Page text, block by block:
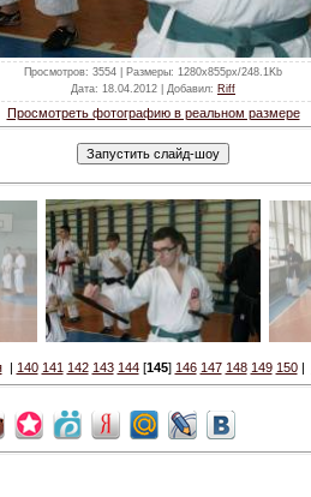
Просмотров: 3554 | Размеры: 1280x855px/248.1Kb
Дата: 18.04.2012 | Добавил: Riff
Просмотреть фотографию в реальном размере
| 140 141 142 143 144[145] 146 147 148 149 150|